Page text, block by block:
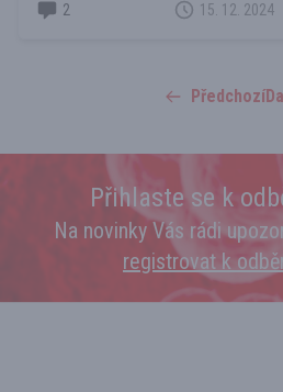
2 15. 12. 2024
Předchozí
Přihlaste se k
Na novinky Vás rádi
registrovat k